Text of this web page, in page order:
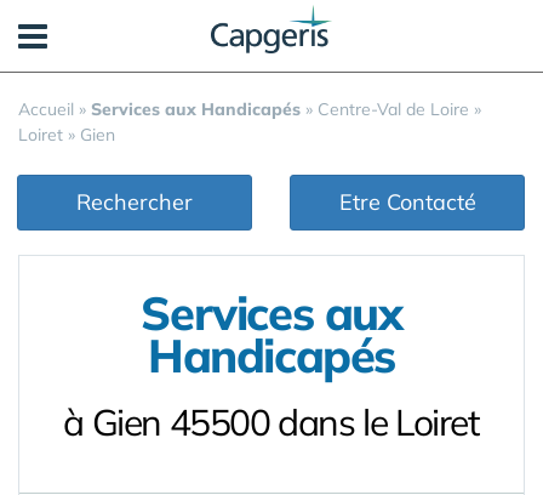
Accueil » Services aux Handicapés » Centre-Val de Loire »
Loiret » Gien
Rechercher Etre Contacté
Services aux
Handicapés
à Gien 45500 dans le Loiret